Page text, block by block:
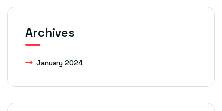
Archives
January 2024